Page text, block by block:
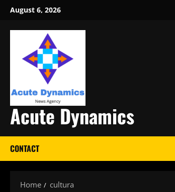
Skip
content
August 6, 2026
Acute Dynamics
CONTACT
Home cultura